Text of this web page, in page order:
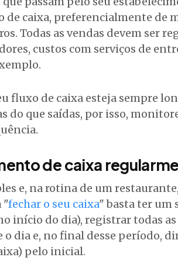
de caixa, preferencialmente de
Todas as vendas devem ser
custos com serviços de
fluxo de caixa esteja sempre
do que saídas, por isso,
de caixa
e, na rotina de um
"fechar o seu caixa" basta ter um
início do dia), registrar todas
o dia e, no final desse período,
pelo inicial.